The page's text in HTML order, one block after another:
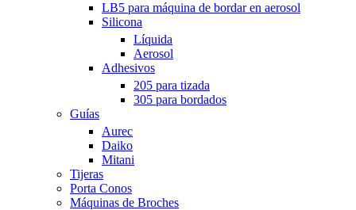
LB5 para máquina de bordar en aerosol
Silicona
Líquida
Aerosol
Adhesivos
205 para tizada
305 para bordados
Guías
Aurec
Daiko
Mitani
Tijeras
Porta Conos
Máquinas de Broches